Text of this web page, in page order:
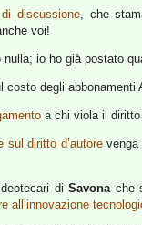
discussione, che
voi!
nulla; io ho già postato
costo degli abbonamenti
a chi viola il diritto
sul diritto d’autorevenga
diSavonache
all’innovazione